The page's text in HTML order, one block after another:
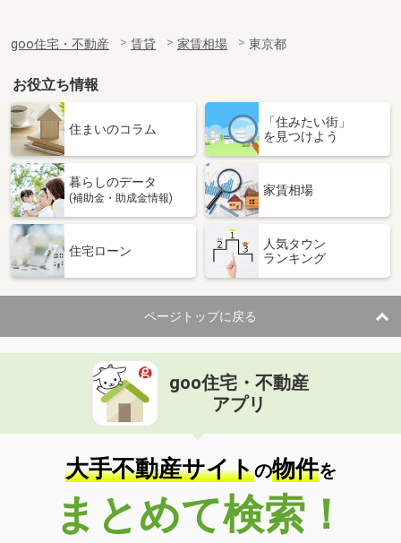
goo住宅・不動産 賃貸 家賃相場 東京都
お役立ち情報
住まいのコラム
「住みたい街」
を見つけよう
暮らしのデータ
(補助金・助成金情報)
家賃相場
住宅ローン
人気タウン
ランキング
ページトップに戻る
goo住宅・不動産
アプリ
大手不動産サイトの物件を
まとめて検索！